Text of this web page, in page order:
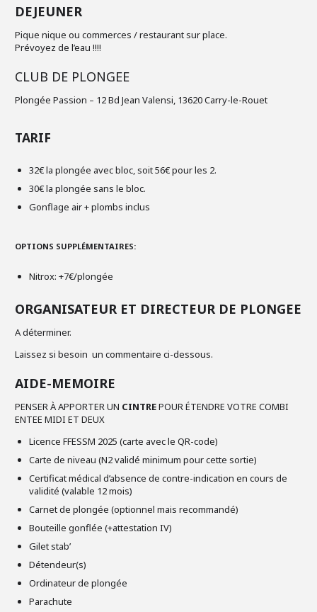
DEJEUNER
Pique nique ou commerces / restaurant sur place.
Prévoyez de l’eau !!!!
CLUB DE PLONGEE
Plongée Passion – 12 Bd Jean Valensi, 13620 Carry-le-Rouet
TARIF
32€ la plongée avec bloc, soit 56€ pour les 2.
30€ la plongée sans le bloc.
Gonflage air + plombs inclus
OPTIONS SUPPLÉMENTAIRES:
Nitrox: +7€/plongée
ORGANISATEUR ET DIRECTEUR DE PLONGEE
A déterminer.
Laissez si besoin un commentaire ci-dessous.
AIDE-MEMOIRE
PENSER À APPORTER UN CINTREPOUR ÉTENDRE VOTRE COMBI
ENTEE MIDI ET DEUX
Licence FFESSM 2025 (carte avec le QR-code)
Carte de niveau (N2 validé minimum pour cette sortie)
Certificat médical d’absence de contre-indication en cours de
validité (valable 12 mois)
Carnet de plongée (optionnel mais recommandé)
Bouteille gonflée (+attestation IV)
Gilet stab’
Détendeur(s)
Ordinateur de plongée
Parachute